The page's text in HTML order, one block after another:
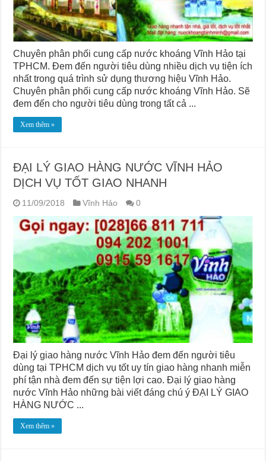
Chuyên phân phối cung cấp nước khoáng Vĩnh Hảo tại
TPHCM. Đem đến người tiêu dùng nhiều dịch vụ tiện ích
nhất trong quá trình sử dụng thương hiệu Vĩnh Hảo.
Chuyên phân phối cung cấp nước khoáng Vĩnh Hảo. Sẽ
đem đến cho người tiêu dùng trong tất cả ...
Xem thêm »
ĐẠI LÝ GIAO HÀNG NƯỚC VĨNH HẢO
DỊCH VỤ TỐT GIAO NHANH
11/09/2018 Vĩnh Hảo 0
Đại lý giao hàng nước Vĩnh Hảo đem đến người tiêu
dùng tại TPHCM dịch vụ tốt uy tín giao hàng nhanh miễn
phí tận nhà đem đến sự tiện lợi cao. Đại lý giao hàng
nước Vĩnh Hảo những bài viết đáng chú ý ĐẠI LÝ GIAO
HÀNG NƯỚC ...
Xem thêm »